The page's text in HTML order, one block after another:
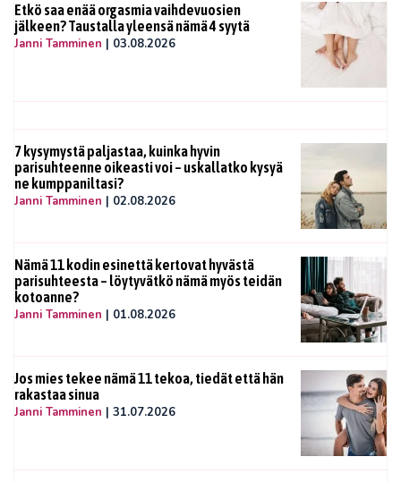
Etkö saa enää orgasmia vaihdevuosien
jälkeen? Taustalla yleensä nämä 4 syytä
Janni Tamminen | 03.08.2026
7 kysymystä paljastaa, kuinka hyvin
parisuhteenne oikeasti voi – uskallatko kysyä
ne kumppaniltasi?
Janni Tamminen | 02.08.2026
Nämä 11 kodin esinettä kertovat hyvästä
parisuhteesta – löytyvätkö nämä myös teidän
kotoanne?
Janni Tamminen | 01.08.2026
Jos mies tekee nämä 11 tekoa, tiedät että hän
rakastaa sinua
Janni Tamminen | 31.07.2026